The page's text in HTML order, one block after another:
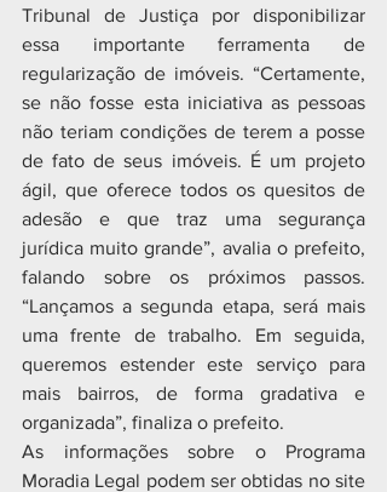
Tribunal de Justiça por disponibilizar
essa importante ferramenta de
regularização de imóveis. “Certamente,
se não fosse esta iniciativa as pessoas
não teriam condições de terem a posse
de fato de seus imóveis. É um projeto
ágil, que oferece todos os quesitos de
adesão e que traz uma segurança
jurídica muito grande”, avalia o prefeito,
falando sobre os próximos passos.
“Lançamos a segunda etapa, será mais
uma frente de trabalho. Em seguida,
queremos estender este serviço para
mais bairros, de forma gradativa e
organizada”, finaliza o prefeito.
As informações sobre o Programa
Moradia Legal podem ser obtidas no site